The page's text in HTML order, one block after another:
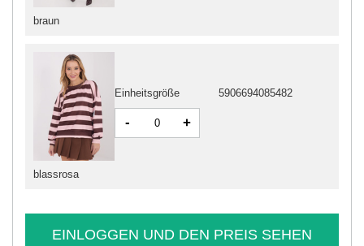
braun
blassrosa
Einheitsgröße 5906694085482
- +
EINLOGGEN UND DEN PREIS SEHEN